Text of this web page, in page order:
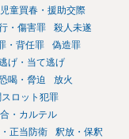
児童買春・援助交際
・傷害罪
殺人未遂
・背任罪
偽造罪
げ・当て逃げ
喝・脅迫
放火
ロット犯罪
・カルテル
正当防衛
釈放・保釈